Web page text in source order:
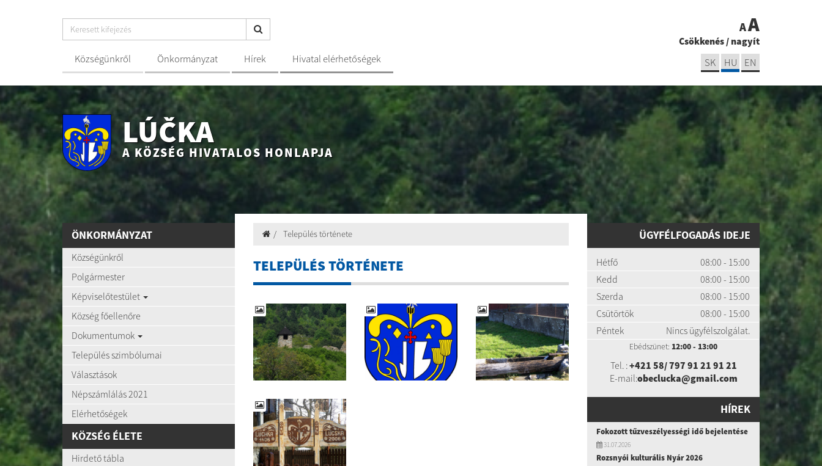
Községünkről Önkormányzat Hírek Hivatal elérhetőségek
AA
Csökkenés/ nagyít
SK HU EN
LÚČKA
A KÖZSÉG HIVATALOS HONLAPJA
ÖNKORMÁNYZAT
Községünkről
Polgármester
Képviselőtestület
Község főellenőre
Dokumentumok
Település szimbólumai
Választások
Népszámlálás 2021
Elérhetőségek
KÖZSÉG ÉLETE
Hirdető tábla
Település története
TELEPÜLÉS TÖRTÉNETE
ÜGYFÉLFOGADÁS IDEJE
Hétfő
08:00 - 15:00
Kedd
08:00 - 15:00
Szerda
08:00 - 15:00
Csütörtök
08:00 - 15:00
Péntek
Nincs ügyfélszolgálat.
Ebédszünet: 12:00 - 13:00
Tel. :+421 58/ 797 91 21 91 21
E-mail:obeclucka@gmail.com
HÍREK
Fokozott tűzveszélyességi idő bejelentése
31.07.2026
Rozsnyói kulturális Nyár 2026